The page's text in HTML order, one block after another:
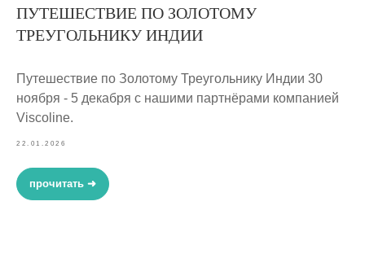
ПУТЕШЕСТВИЕ ПО ЗОЛОТОМУ
ТРЕУГОЛЬНИКУ ИНДИИ
Путешествие по Золотому Треугольнику Индии 30
ноября - 5 декабря с нашими партнёрами компанией
Viscoline.
22.01.2026
прочитать ➜